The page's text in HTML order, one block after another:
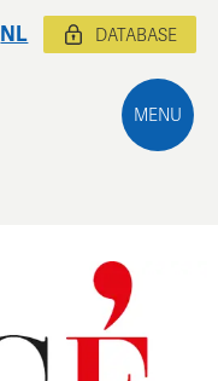
MENU
NL DATABASE